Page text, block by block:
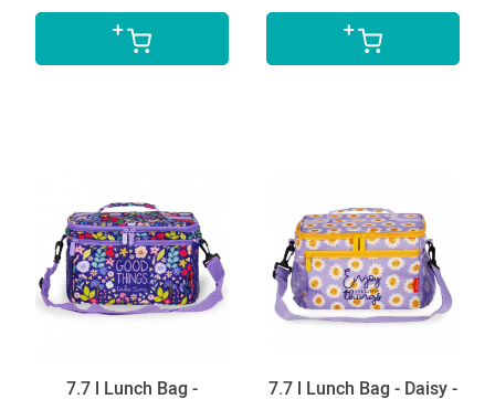
7.7 l Lunch Bag - 7.7 l Lunch Bag - Daisy -